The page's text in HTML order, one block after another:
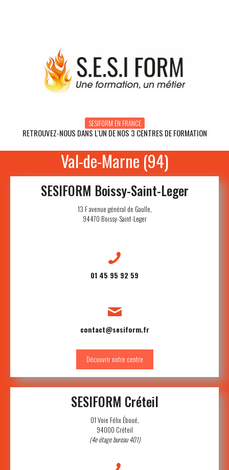
SESIFORM EN FRANCE
RETROUVEZ-NOUS DANS L'UN DE NOS 3 CENTRES DE FORMATION
SESIFORM Boissy-Saint-Leger
13 F avenue général de Gaulle,
94470 Boissy-Saint-Leger
01 45 95 92 59
contact@sesiform.fr
Découvrir notre centre
SESIFORM Créteil
01 Voie Félix Éboué,
94000 Créteil
(4e étage bureau 401)